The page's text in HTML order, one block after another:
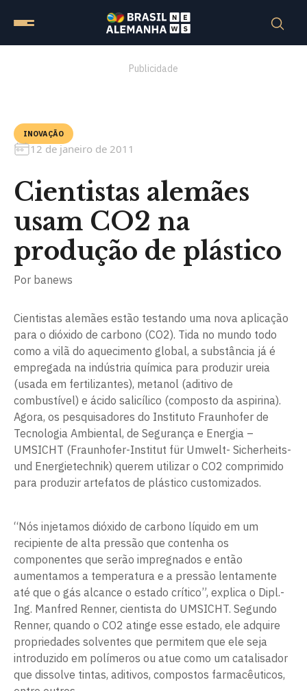
Publicidade
INOVAÇÃO
12 de janeiro de 2011
Cientistas alemães
usam CO2 na
produção de plástico
Por banews
Cientistas alemães estão testando uma nova aplicação
para o dióxido de carbono (CO2). Tida no mundo todo
como a vilã do aquecimento global, a substância já é
empregada na indústria química para produzir ureia
(usada em fertilizantes), metanol (aditivo de
combustível) e ácido salicílico (composto da aspirina).
Agora, os pesquisadores do Instituto Fraunhofer de
Tecnologia Ambiental, de Segurança e Energia –
UMSICHT (Fraunhofer-Institut für Umwelt- Sicherheits-
und Energietechnik) querem utilizar o CO2 comprimido
para produzir artefatos de plástico customizados.
“Nós injetamos dióxido de carbono líquido em um
recipiente de alta pressão que contenha os
componentes que serão impregnados e então
aumentamos a temperatura e a pressão lentamente
até que o gás alcance o estado crítico”, explica o Dipl.-
Ing. Manfred Renner, cientista do UMSICHT. Segundo
Renner, quando o CO2 atinge esse estado, ele adquire
propriedades solventes que permitem que ele seja
introduzido em polímeros ou atue como um catalisador
que dissolve tintas, aditivos, compostos farmacêuticos,